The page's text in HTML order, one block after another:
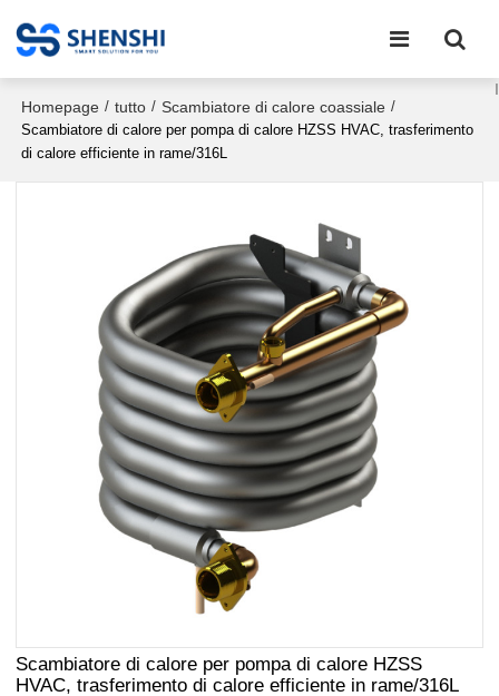
Homepage / tutto / Scambiatore di calore coassiale /
Scambiatore di calore per pompa di calore HZSS HVAC, trasferimento
di calore efficiente in rame/316L
Scambiatore di calore per pompa di calore HZSS
HVAC, trasferimento di calore efficiente in rame/316L